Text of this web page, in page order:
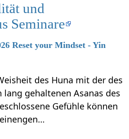
und
Seminare
Reset your Mindset - Yin
des Huna mit der des
lang gehaltenen Asanas des
Gefühle können